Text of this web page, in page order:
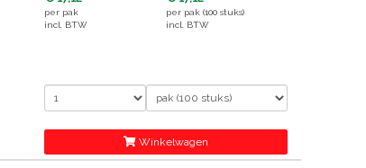
per pak
incl. BTW
per pak (100 stuks)
incl. BTW
Winkelwagen